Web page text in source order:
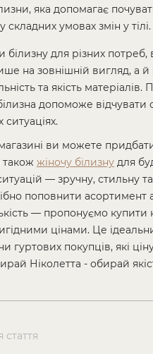
яка допомагає
складних умовах змін у тілі.
для різних потреб,
на зовнішній вигляд, а й
та якість
допоможе
ситуаціях.
ви можете
також жіночу білизну для
— зручну, стильну
поповнити асортимент
— пропонуємо
цінами. Це
гуртових покупців, які
Ніколетта - обирай